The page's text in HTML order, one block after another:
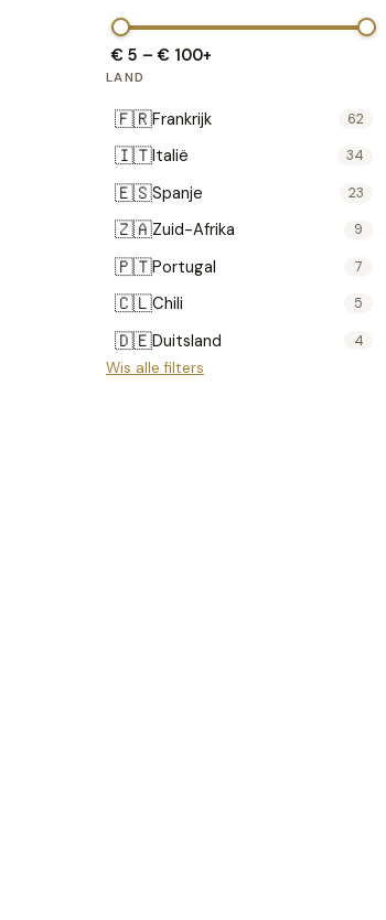
€ 5 –€ 100+
LAND
🇫🇷Frankrijk 62
🇮🇹Italië 34
🇪🇸Spanje 23
🇿🇦Zuid-Afrika 9
🇵🇹Portugal 7
🇨🇱Chili 5
🇩🇪Duitsland 4
🇷🇴Roemenië
Wis alle filters